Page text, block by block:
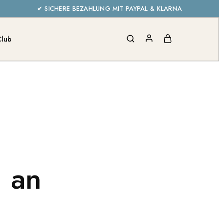
✔ SICHERE BEZAHLUNG MIT PAYPAL & KLARNA